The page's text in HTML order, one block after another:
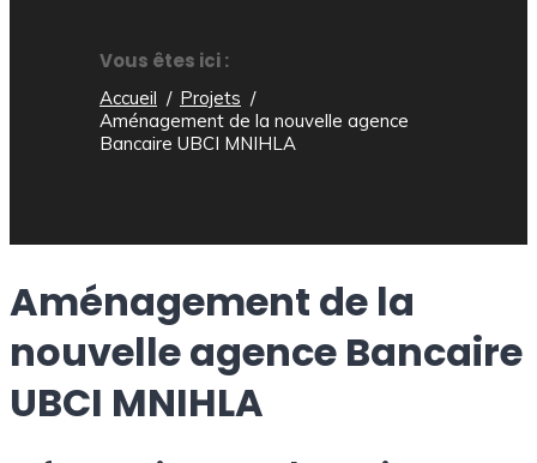
Vous êtes ici :
Accueil
Projets
Aménagement de la nouvelle agence
Bancaire UBCI MNIHLA
Aménagement de la
nouvelle agence Bancaire
UBCI MNIHLA